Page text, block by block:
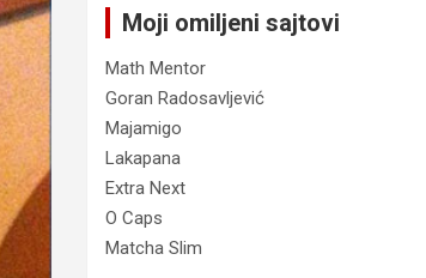
Moji omiljeni sajtovi
Math Mentor
Goran Radosavljević
Majamigo
Lakapana
Extra Next
O Caps
Matcha Slim